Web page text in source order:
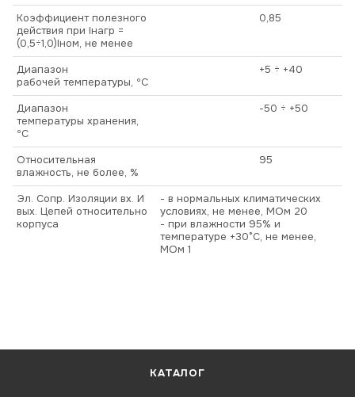
Коэффициент полезного
действия при Iнагр =
(0,5÷1,0)Iном, не менее
0,85
Диапазон
рабочей температуры, ºС
+5 ÷ +40
Диапазон
температуры хранения,
ºС
-50 ÷ +50
Относительная
влажность, не более, %
95
Эл. Сопр. Изоляции вх. И
вых. Цепей относительно
корпуса
- в нормальных климатических
условиях, не менее, МОм 20
- при влажности 95% и
температуре +30°С, не менее,
МОм 1
КАТАЛОГ